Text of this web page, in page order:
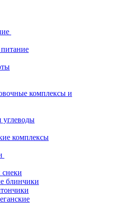
комплексы и
углеводы
комплексы
блинчики